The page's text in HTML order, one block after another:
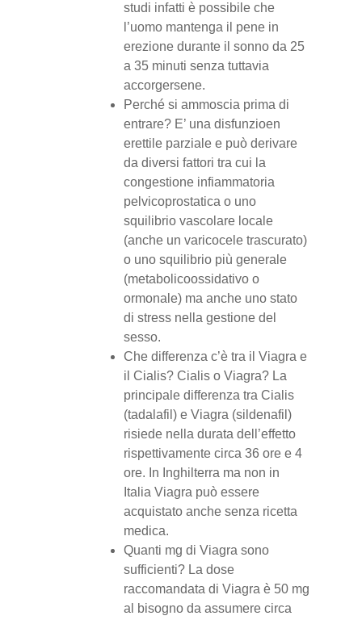
studi infatti è possibile che
l’uomo mantenga il pene in
erezione durante il sonno da 25
a 35 minuti senza tuttavia
accorgersene.
Perché si ammoscia prima di
entrare? E’ una disfunzioen
erettile parziale e può derivare
da diversi fattori tra cui la
congestione infiammatoria
pelvicoprostatica o uno
squilibrio vascolare locale
(anche un varicocele trascurato)
o uno squilibrio più generale
(metabolicoossidativo o
ormonale) ma anche uno stato
di stress nella gestione del
sesso.
Che differenza c’è tra il Viagra e
il Cialis? Cialis o Viagra? La
principale differenza tra Cialis
(tadalafil) e Viagra (sildenafil)
risiede nella durata dell’effetto
rispettivamente circa 36 ore e 4
ore. In Inghilterra ma non in
Italia Viagra può essere
acquistato anche senza ricetta
medica.
Quanti mg di Viagra sono
sufficienti? La dose
raccomandata di Viagra è 50 mg
al bisogno da assumere circa